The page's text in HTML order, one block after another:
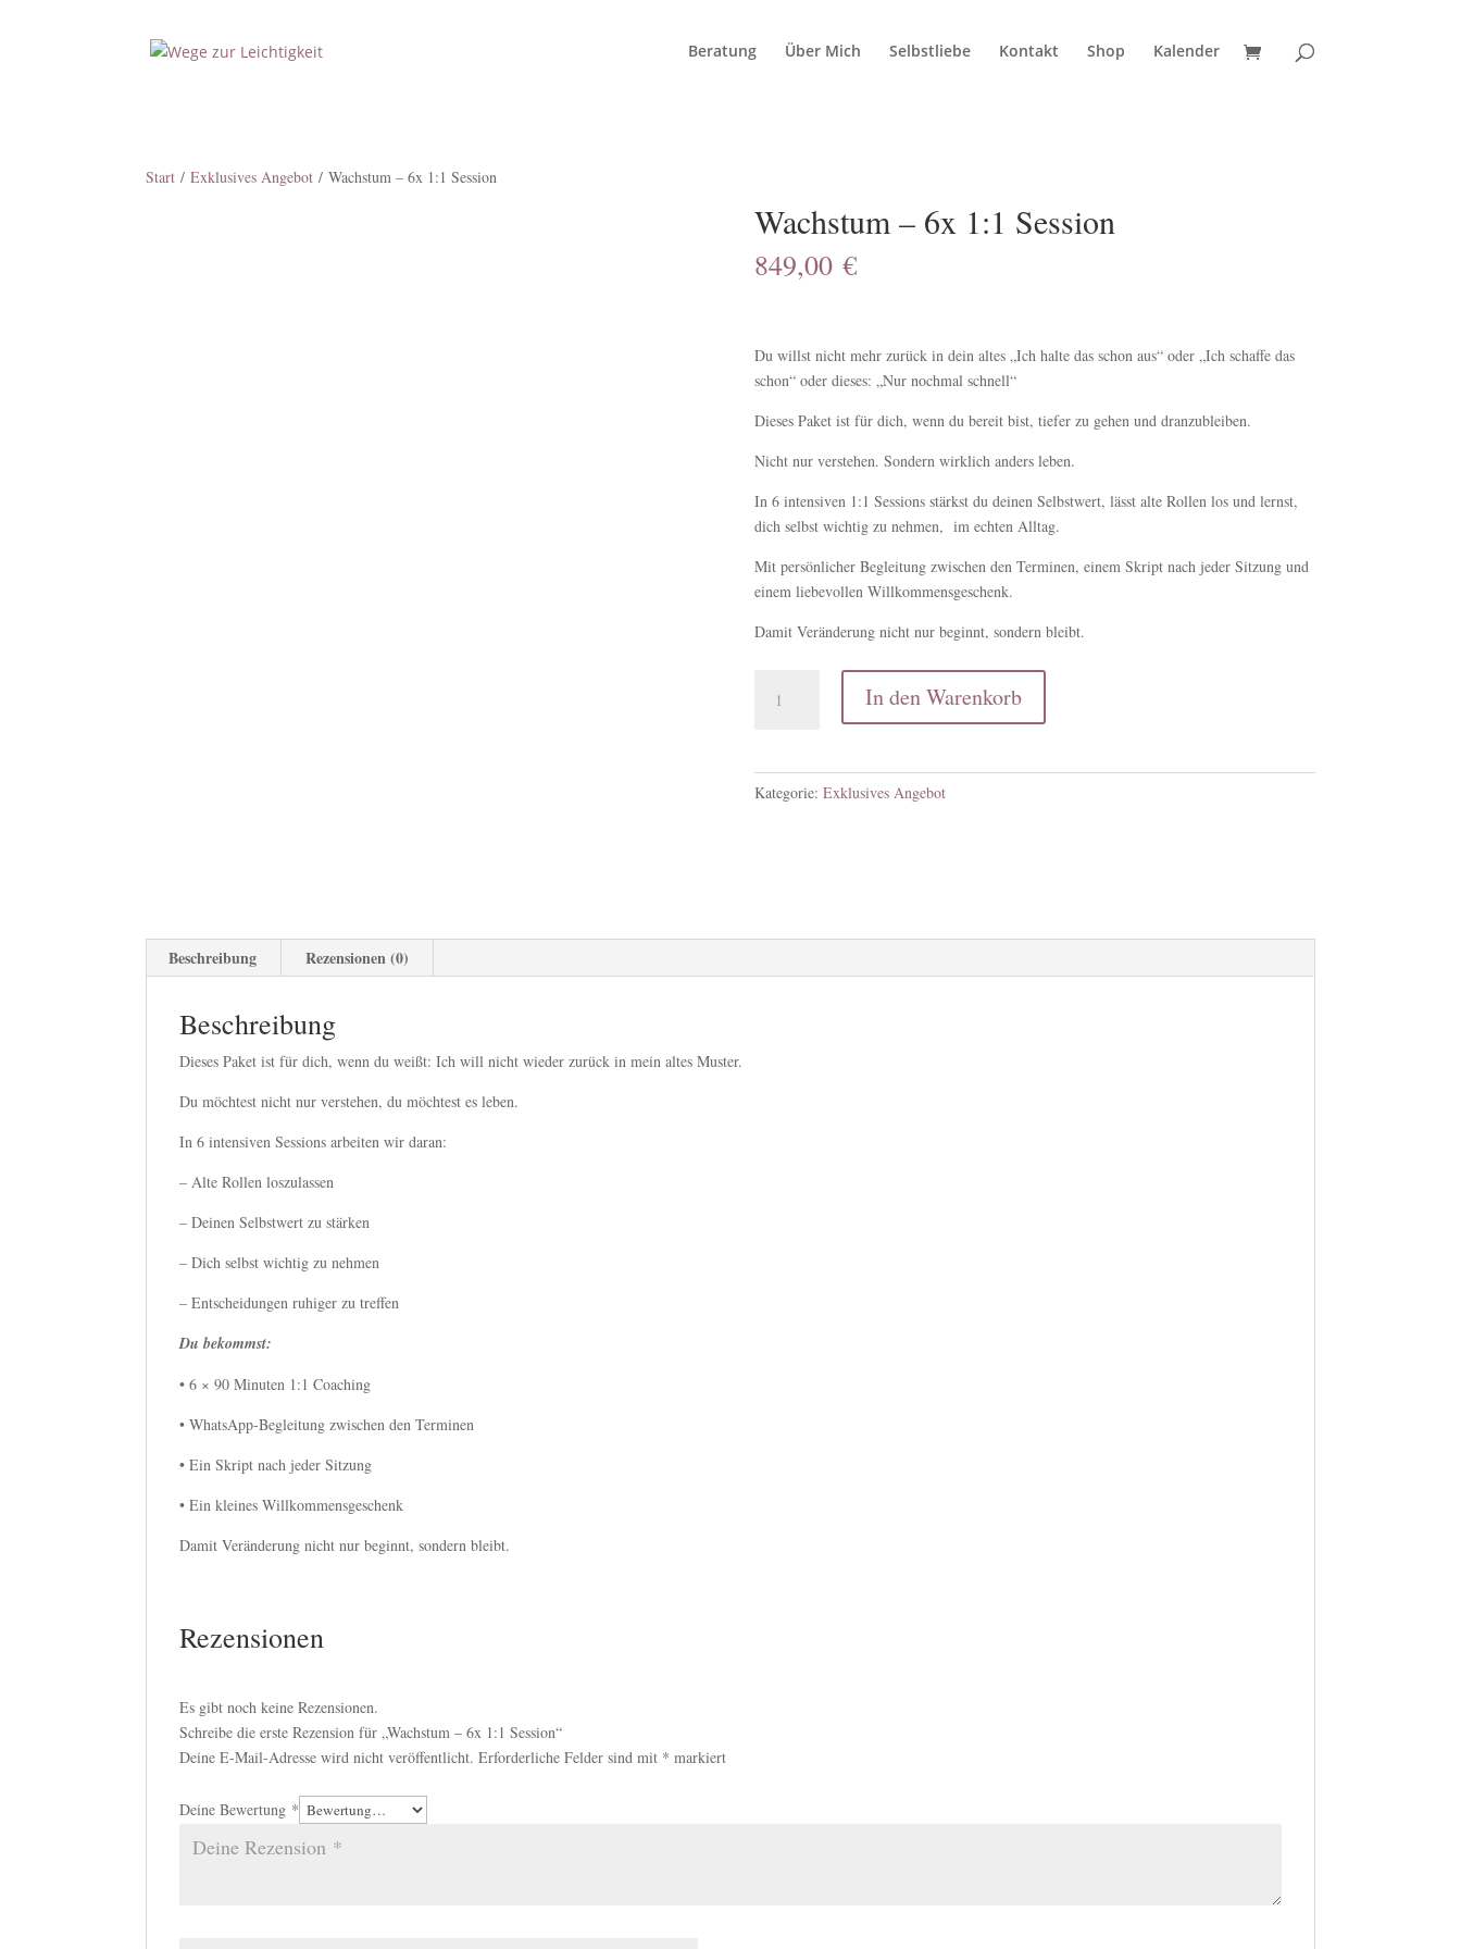
Beratung Über Mich Selbstliebe Kontakt Shop Kalender
Start /Exklusives Angebot / Wachstum – 6x 1:1 Session
Wachstum – 6x 1:1 Session
849,00 €
Du willst nicht mehr zurück in dein altes „Ich halte das schon aus“ oder „Ich schaffe das
schon“ oder dieses: „Nur nochmal schnell“
Dieses Paket ist für dich, wenn du bereit bist, tiefer zu gehen und dranzubleiben.
Nicht nur verstehen. Sondern wirklich anders leben.
In 6 intensiven 1:1 Sessions stärkst du deinen Selbstwert, lässt alte Rollen los und lernst,
dich selbst wichtig zu nehmen, im echten Alltag.
Mit persönlicher Begleitung zwischen den Terminen, einem Skript nach jeder Sitzung und
einem liebevollen Willkommensgeschenk.
Damit Veränderung nicht nur beginnt, sondern bleibt.
Menge
In den Warenkorb
Kategorie: Exklusives Angebot
Beschreibung Rezensionen (0)
Beschreibung
Dieses Paket ist für dich, wenn du weißt: Ich will nicht wieder zurück in mein altes Muster.
Du möchtest nicht nur verstehen, du möchtest es leben.
In 6 intensiven Sessions arbeiten wir daran:
– Alte Rollen loszulassen
– Deinen Selbstwert zu stärken
– Dich selbst wichtig zu nehmen
– Entscheidungen ruhiger zu treffen
Du bekommst:
• 6 × 90 Minuten 1:1 Coaching
• WhatsApp-Begleitung zwischen den Terminen
• Ein Skript nach jeder Sitzung
• Ein kleines Willkommensgeschenk
Damit Veränderung nicht nur beginnt, sondern bleibt.
Rezensionen
Es gibt noch keine Rezensionen.
Schreibe die erste Rezension für „Wachstum – 6x 1:1 Session“
Deine E-Mail-Adresse wird nicht veröffentlicht. Erforderliche Felder sind mit * markiert
Deine Bewertung *